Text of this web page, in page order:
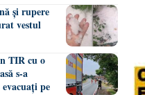
și rupere
vestul
TIR cu o
s-a
pe